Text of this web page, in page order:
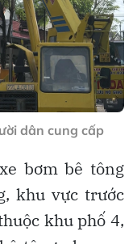
dân cung cấp
bơm bê tông
khu vực trước
khu phố 4,